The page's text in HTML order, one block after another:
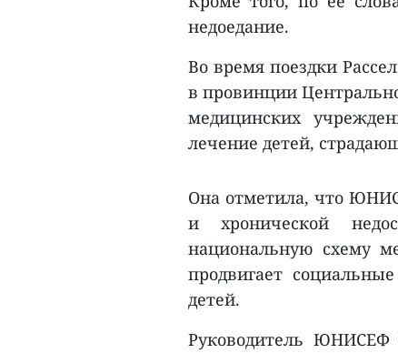
недоедание.
Во время поездки
в провинции
медицинских
лечение детей,
Она отметила, что
и хронической
национальную схему
продвигает
детей.
Руководитель ЮНИСЕФ